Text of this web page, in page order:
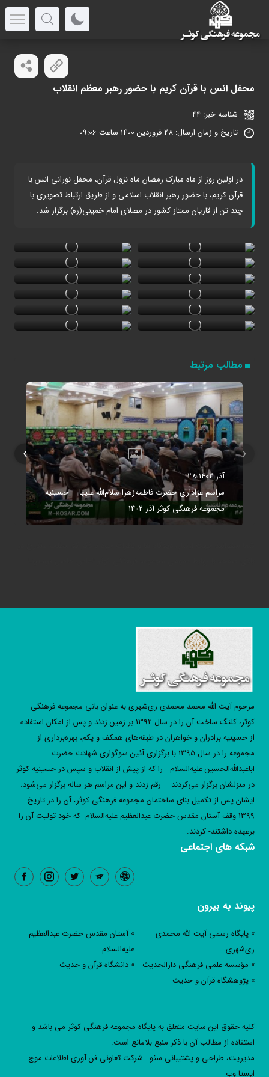
محفل انس با قرآن کریم با حضور رهبر معظم انقلاب
شناسه خبر: 44
تاریخ و زمان ارسال: 28 فروردین 1400 ساعت 09:06
در اولین روز از ماه مبارک رمضان ماه نزول قرآن، محفل نورانی انس با
قرآن کریم، با حضور رهبر انقلاب اسلامی و از طریق ارتباط تصویری با
چند تن از قاریان ممتاز کشور در مصلای امام خمینی(ره) برگزار شد.
مطالب مرتبط
28 آذر 1402
مراسم عزاداری حضرت فاطمه‌زهرا سلام‌الله‌ علیها – حسینیه
مجموعه فرهنگی کوثر آذر 1402
‹
›
مرحوم آیت الله محمد محمدی ری‌شهری به عنوان بانی مجموعه فرهنگی
کوثر، کلنگ ساخت آن را در سال 1392 بر زمین زدند و پس از امکان استفاده
از حسینیه برادران و خواهران در طبقه‌های همکف و یکم، بهره‌برداری از
مجموعه را در سال 1395 با برگزاری آئین سوگواری شهادت حضرت
اباعبدالله‌الحسین علیه‌السلام - را که از پیش از انقلاب و سپس در حسینیه کوثر
در منزلشان برگزار می‌کردند – رقم زدند و این مراسم هر ساله برگزار می‌شود.
ایشان پس از تکمیل بنای ساختمان مجموعه فرهنگی کوثر، آن را در تاریخ
1399 وقف آستان مقدس حضرت عبدالعظیم علیه‌السلام -که خود تولیت آن را
برعهده داشتند- کردند.
شبکه های اجتماعی
پیوند به بیرون
» پایگاه رسمی آیت الله محمدی
ری‌شهری
» آستان مقدس حضرت عبدالعظیم
علیه‌السلام
» مؤسسه علمی-فرهنگی دارالحدیث
» دانشگاه قرآن و حدیث
» پژوهشگاه قرآن و حدیث
کليه حقوق اين سايت متعلق به پایگاه مجموعه فرهنگی کوثر می باشد و
استفاده از مطالب آن با ذکر منبع بلامانع است.
مدیریت، طراحی و پشتیبانی سئو : شرکت تعاونی فن آوری اطلاعات موج
ایستا وب